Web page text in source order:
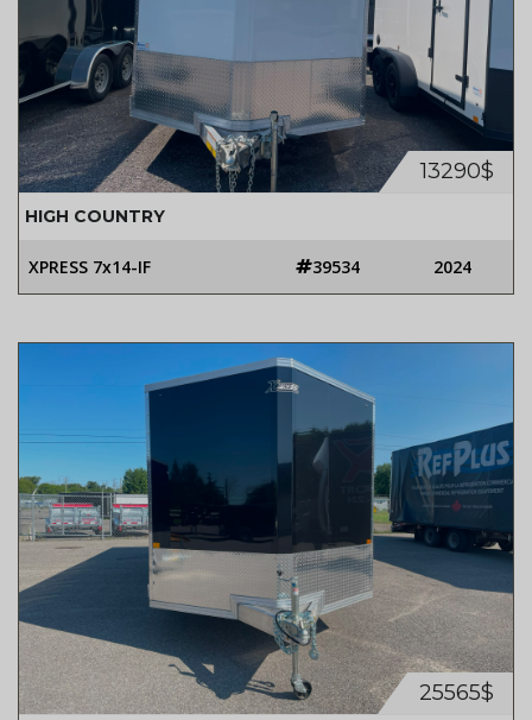
13290$
HIGH COUNTRY
XPRESS 7x14-IF 39534 2024
25565$